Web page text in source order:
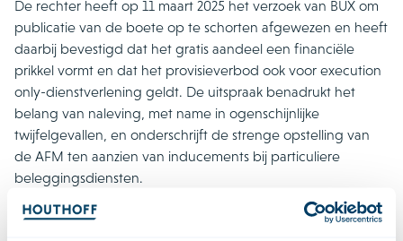
De rechter heeft op 11 maart 2025 het verzoek van BUX om
publicatie van de boete op te schorten afgewezen en heeft
daarbij bevestigd dat het gratis aandeel een financiële
prikkel vormt en dat het provisieverbod ook voor execution
only-dienstverlening geldt. De uitspraak benadrukt het
belang van naleving, met name in ogenschijnlijke
twijfelgevallen, en onderschrijft de strenge opstelling van
de AFM ten aanzien van inducements bij particuliere
beleggingsdiensten.
Andere financieeltoezichtrechtelijke